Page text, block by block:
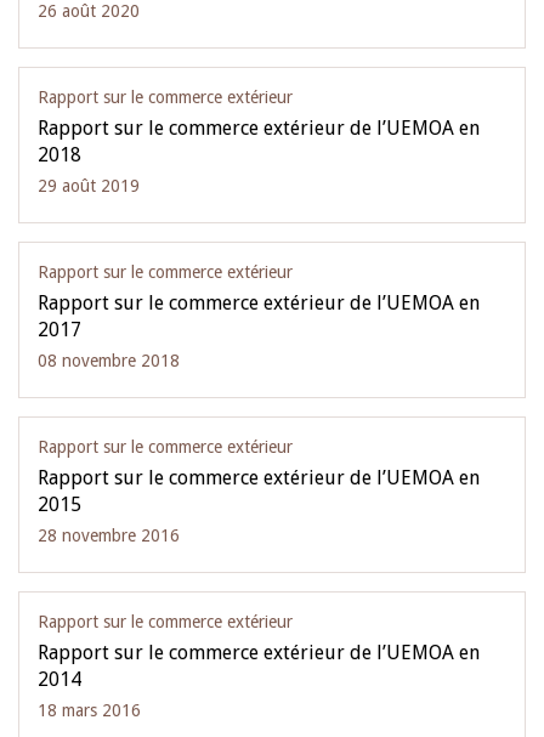
26 août 2020
Rapport sur le commerce extérieur
Rapport sur le commerce extérieur de l’UEMOA en
2018
29 août 2019
Rapport sur le commerce extérieur
Rapport sur le commerce extérieur de l’UEMOA en
2017
08 novembre 2018
Rapport sur le commerce extérieur
Rapport sur le commerce extérieur de l’UEMOA en
2015
28 novembre 2016
Rapport sur le commerce extérieur
Rapport sur le commerce extérieur de l’UEMOA en
2014
18 mars 2016